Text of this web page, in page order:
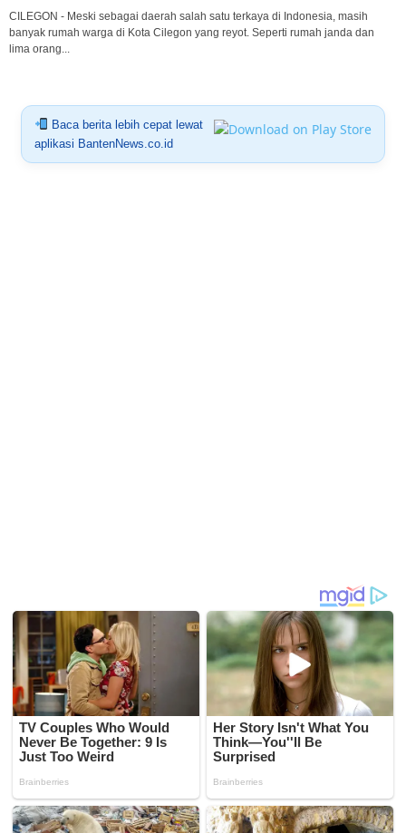
CILEGON - Meski sebagai daerah salah satu terkaya di Indonesia, masih
banyak rumah warga di Kota Cilegon yang reyot. Seperti rumah janda dan
lima orang...
Baca berita lebih cepat lewat
aplikasi BantenNews.co.id